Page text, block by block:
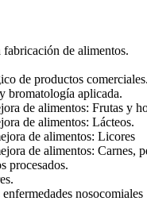
de alimentos.
de productos comerciales.
bro­matología aplicada.
de alimentos: Frutas y
de alimentos: Lácteos.
de alimentos: Licores
de alimentos: Carnes,
pro­cesados.
nosocomiales